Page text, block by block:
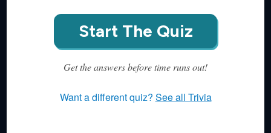
Start The Quiz
Get the answers before time runs out!
Want a different quiz? See all Trivia